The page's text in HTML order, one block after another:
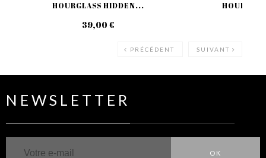
HOURGLASS HIDDEN...
39,00 €
PRÉCÉDENT SUIVANT
NEWSLETTER
OK